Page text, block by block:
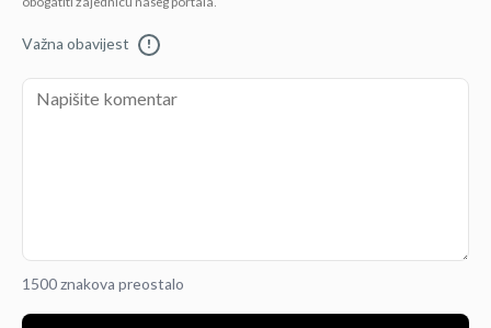
Važna obavijest !
1500 znakova preostalo